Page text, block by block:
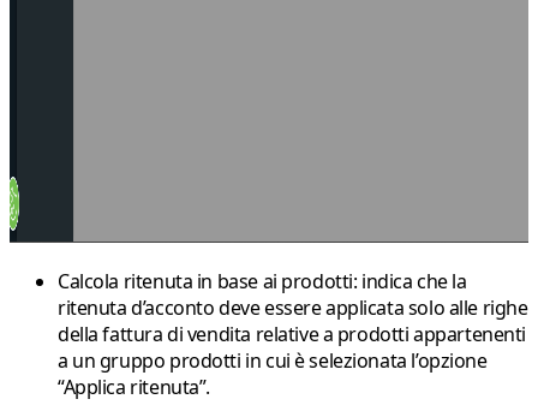
Calcola ritenuta in base ai prodotti: indica che la
ritenuta d’acconto deve essere applicata solo alle righe
della fattura di vendita relative a prodotti appartenenti
a un gruppo prodotti in cui è selezionata l’opzione
“Applica ritenuta”.